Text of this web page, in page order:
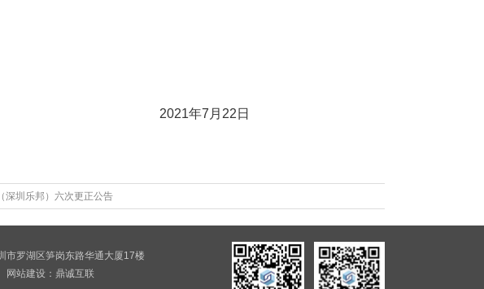
22日
深圳乐邦）六次更正公告
罗湖区笋岗东路华通大厦17楼
站建设： 鼎诚互联